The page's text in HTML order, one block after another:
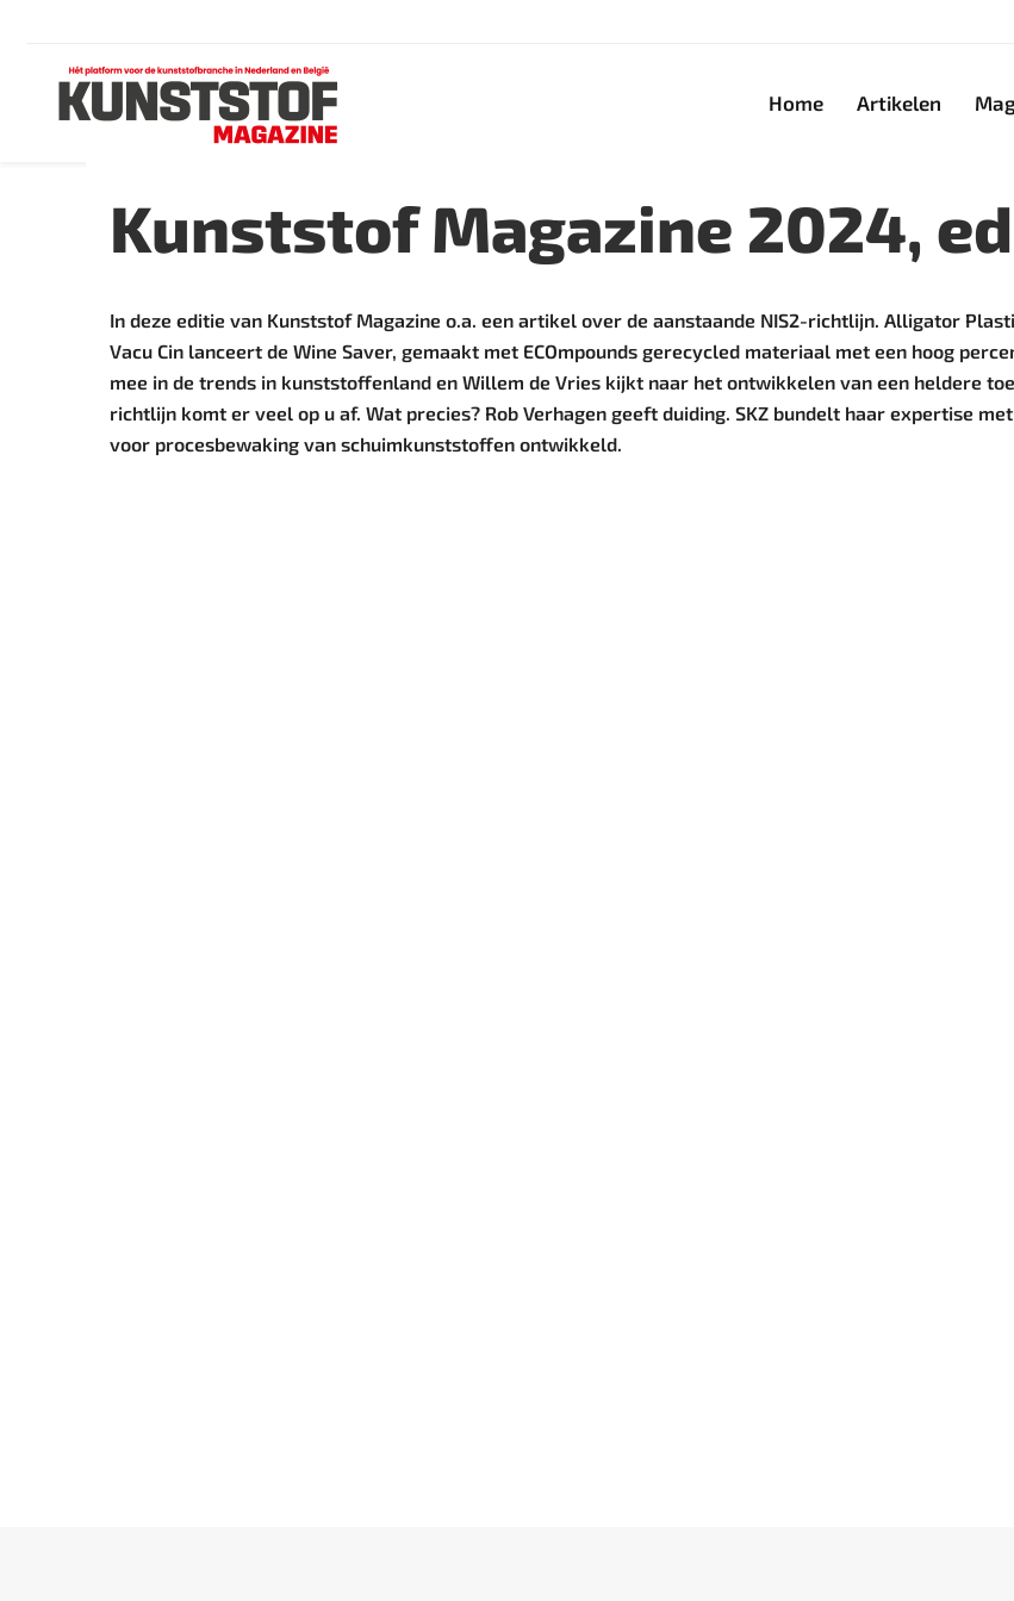
Home Artikelen
Kunststof Magazine 2024,
In deze editie van Kunststof Magazine o.a. een artikel over de aanstaande NIS2-richtlijn. Alligator
Vacu Cin lanceert de Wine Saver, gemaakt met ECOmpounds gerecycled materiaal met een hoog
mee in de trends in kunststoffenland en Willem de Vries kijkt naar het ontwikkelen van een heldere
richtlijn komt er veel op u af. Wat precies? Rob Verhagen geeft duiding. SKZ bundelt haar expertise
voor procesbewaking van schuimkunststoffen ontwikkeld.